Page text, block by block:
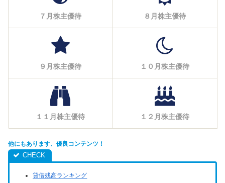
７月株主優待 ８月株主優待
９月株主優待 １０月株主優待
１１月株主優待 １２月株主優待
他にもあります、優良コンテンツ！
貸借残高ランキング